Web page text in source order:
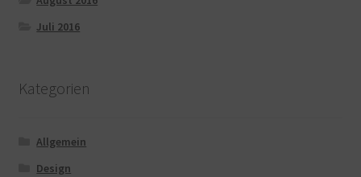
Juli 2016
Kategorien
Allgemein
Design